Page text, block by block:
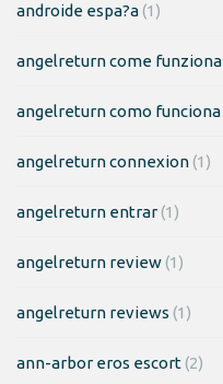
androide espa?a(1)
angelreturn come funziona
angelreturn como funciona
angelreturn connexion(1)
angelreturn entrar(1)
angelreturn review(1)
angelreturn reviews (1)
ann-arbor eros escort(2)